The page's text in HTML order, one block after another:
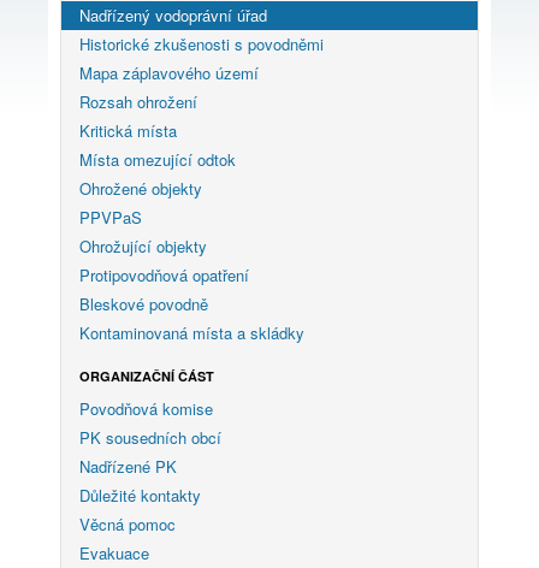
Nadřízený vodoprávní úřad
Historické zkušenosti s povodněmi
Mapa záplavového území
Rozsah ohrožení
Kritická místa
Místa omezující odtok
Ohrožené objekty
PPVPaS
Ohrožující objekty
Protipovodňová opatření
Bleskové povodně
Kontaminovaná místa a skládky
ORGANIZAČNÍ ČÁST
Povodňová komise
PK sousedních obcí
Nadřízené PK
Důležité kontakty
Věcná pomoc
Evakuace